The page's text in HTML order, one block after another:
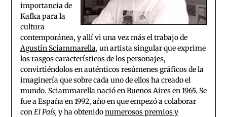
importancia de
Kafka para la
cultura
contemporánea, y allí vi una vez más el trabajo de
Agustín Sciammarella, un artista singular que exprime
los rasgos característicos de los personajes,
convirtiéndolos en auténticos resúmenes gráficos de la
imaginería que sobre cada uno de ellos ha creado el
mundo. Sciammarella nació en Buenos Aires en 1965. Se
fue a España en 1992, año en que empezó a colaborar
con El País, y ha obtenidonumerosos premios y